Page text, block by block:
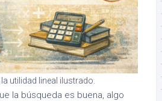
utilidad lineal ilustrado.
la búsqueda es buena, algo